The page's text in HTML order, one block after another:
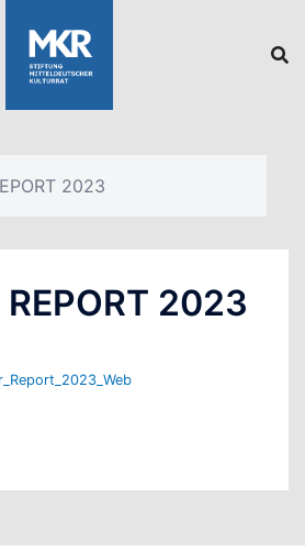
2023
REPORT 2023